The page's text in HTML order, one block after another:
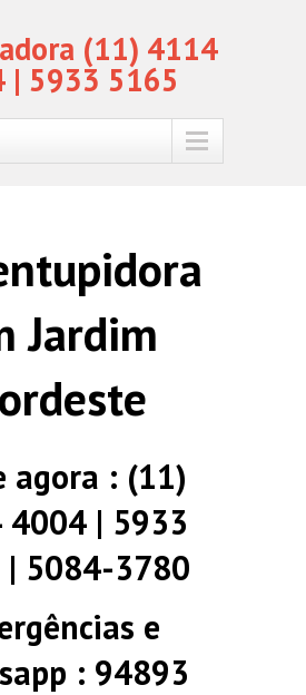
(11) 4114
| 5933 5165
Jardim
agora : (11)
4004 | 5933
| 5084-3780
e
: 94893